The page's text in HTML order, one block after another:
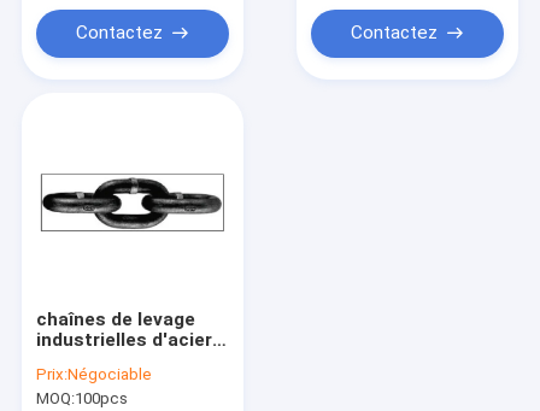
maillon de chaîne
Contactez Contactez
chaînes de levage
industrielles d'acier
pour l'entrepôt
Prix:Négociable
MOQ:100pcs